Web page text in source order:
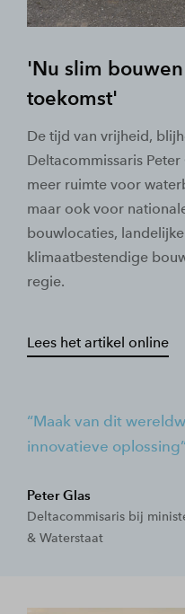
'Nu slim
toekomst'
De tijd van vrijheid,
Deltacommissaris
meer ruimte voor
maar ook voor
bouwlocaties,
klimaatbestendige
regie.
Lees het artikel online
Maak van dit
innovatieve oplossing
Peter Glas
Deltacommisaris bij
& Waterstaat